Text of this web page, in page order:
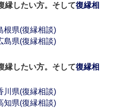
縁したい方。そして復縁相
根県(復縁相談)
島県(復縁相談)
縁したい方。そして復縁相
川県(復縁相談)
知県(復縁相談)